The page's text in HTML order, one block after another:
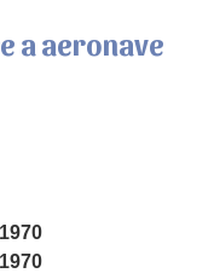
a aeronave